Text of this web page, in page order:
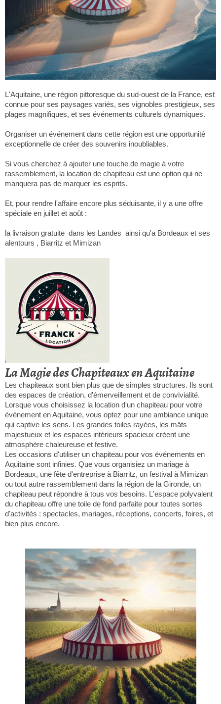
L'Aquitaine, une région pittoresque du sud-ouest de la France, est
connue pour ses paysages variés, ses vignobles prestigieux, ses
plages magnifiques, et ses événements culturels dynamiques.
Organiser un événement dans cette région est une opportunité
exceptionnelle de créer des souvenirs inoubliables.
Si vous cherchez à ajouter une touche de magie à votre
rassemblement, la location de chapiteau est une option qui ne
manquera pas de marquer les esprits.
Et, pour rendre l'affaire encore plus séduisante, il y a une offre
spéciale en juillet et août :
la livraison gratuite dans les Landes ainsi qu'a Bordeaux et ses
alentours , Biarritz et Mimizan
La Magie des Chapiteaux en Aquitaine
Les chapiteaux sont bien plus que de simples structures. Ils sont
des espaces de création, d'émerveillement et de convivialité.
Lorsque vous choisissez la location d'un chapiteau pour votre
événement en Aquitaine, vous optez pour une ambiance unique
qui captive les sens. Les grandes toiles rayées, les mâts
majestueux et les espaces intérieurs spacieux créent une
atmosphère chaleureuse et festive.
Les occasions d'utiliser un chapiteau pour vos événements en
Aquitaine sont infinies. Que vous organisiez un mariage à
Bordeaux, une fête d'entreprise à Biarritz, un festival à Mimizan
ou tout autre rassemblement dans la région de la Gironde, un
chapiteau peut répondre à tous vos besoins. L'espace polyvalent
du chapiteau offre une toile de fond parfaite pour toutes sortes
d'activités : spectacles, mariages, réceptions, concerts, foires, et
bien plus encore.